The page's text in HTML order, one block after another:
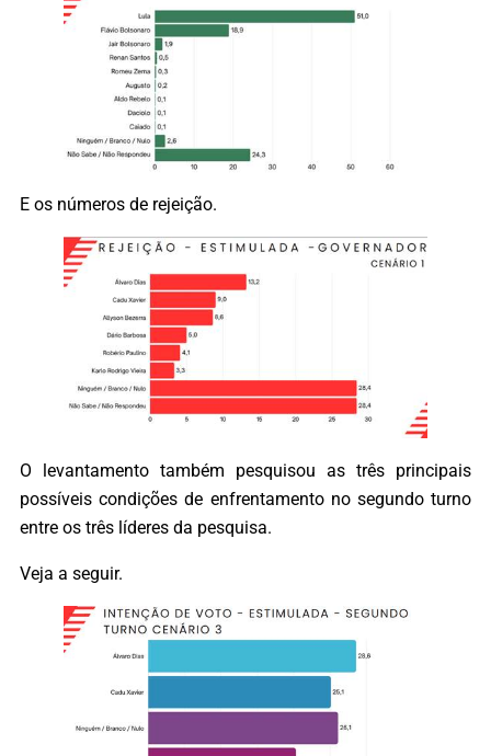
E os números de rejeição.
O levantamento também pesquisou as três principais
possíveis condições de enfrentamento no segundo turno
entre os três líderes da pesquisa.
Veja a seguir.